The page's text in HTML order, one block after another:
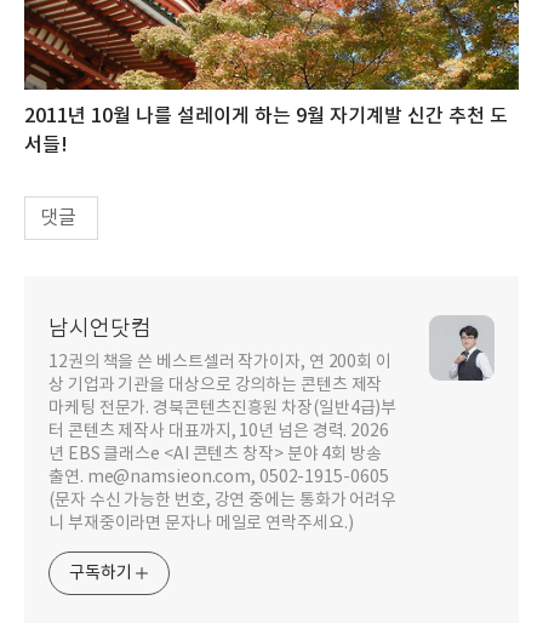
2011년 10월 나를 설레이게 하는 9월 자기계발 신간 추천 도
서들!
댓글
남시언닷컴
12권의 책을 쓴 베스트셀러 작가이자, 연 200회 이
상 기업과 기관을 대상으로 강의하는 콘텐츠 제작
마케팅 전문가. 경북콘텐츠진흥원 차장(일반4급)부
터 콘텐츠 제작사 대표까지, 10년 넘은 경력. 2026
년 EBS 클래스e <AI 콘텐츠 창작> 분야 4회 방송
출연. me@namsieon.com, 0502-1915-0605
(문자 수신 가능한 번호, 강연 중에는 통화가 어려우
니 부재중이라면 문자나 메일로 연락주세요.)
구독하기